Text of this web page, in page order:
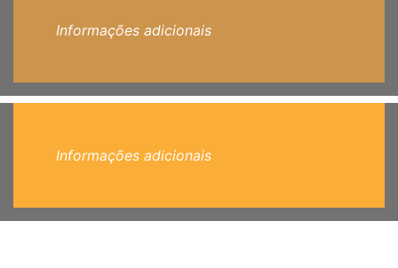
Informações adicionais
Informações adicionais